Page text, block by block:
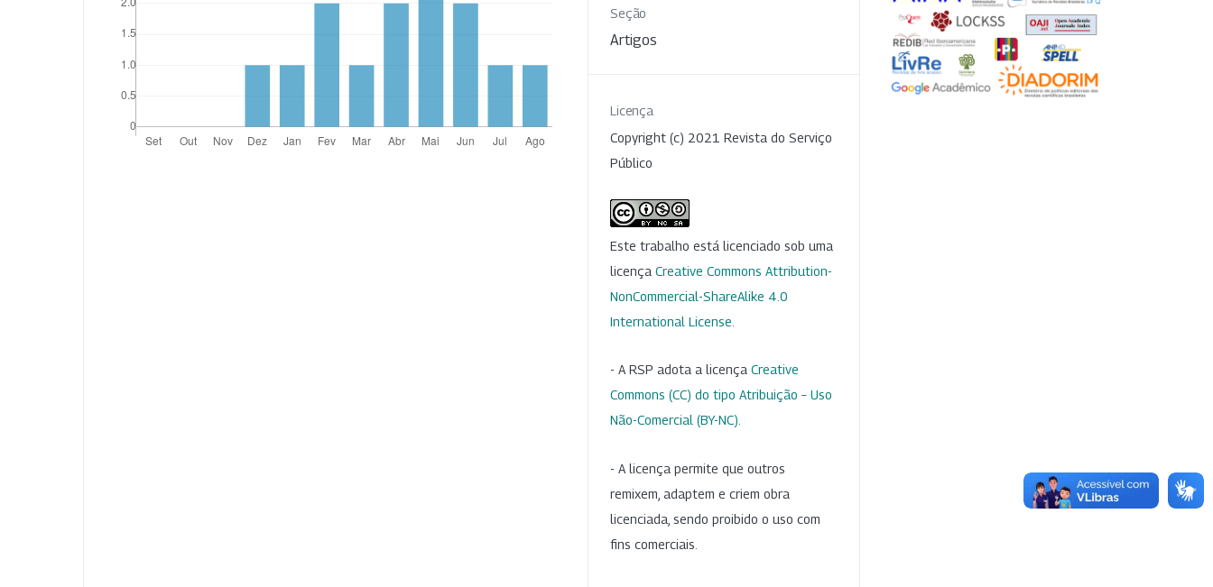
Seção
Artigos
Licença
Copyright (c) 2021 Revista do Serviço
Público
Este trabalho está licenciado sob uma
licença Creative Commons Attribution-
NonCommercial-ShareAlike 4.0
International License
- A RSP adota a licença Creative
Commons (CC) do tipo Atribuição – Uso
Não-Comercial (BY-NC)
- A licença permite que outros
remixem, adaptem e criem obra
licenciada, sendo proibido o uso com
fins comerciais.